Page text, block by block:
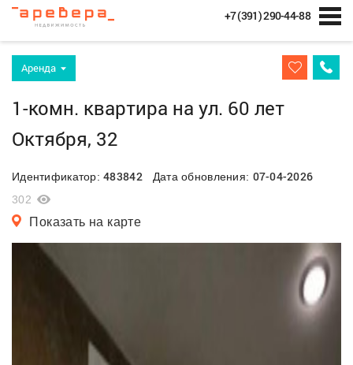
+7 (391) 290-44-88
Аренда
1-комн. квартира на ул. 60 лет
Октября, 32
Идентификатор:483842Дата обновления: 07-04-2026
302
Показать на карте